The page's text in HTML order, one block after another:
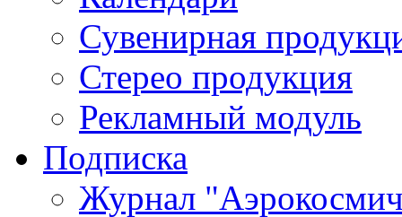
Сувенирная
Стерео продукция
Рекламный модуль
Подписка
Журнал